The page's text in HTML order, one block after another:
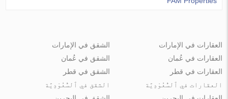
العقارات في الإمارات
العقارات في عُمان
العقارات في قطر
العقارات في ٱلسُّعُوْدِيَّة
الشقق في الإمارات
الشقق في عُمان
الشقق في قطر
الشقق في ٱلسُّعُوْدِيَّة